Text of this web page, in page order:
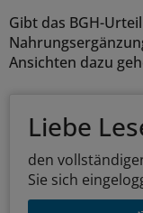
Gibt das BGH-
Ansichten dazu
Liebe
den
Sie sich